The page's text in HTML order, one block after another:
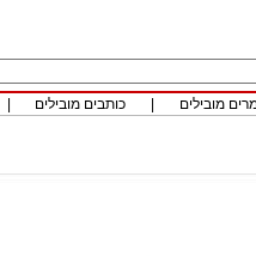
מובילים כותבים מובילים